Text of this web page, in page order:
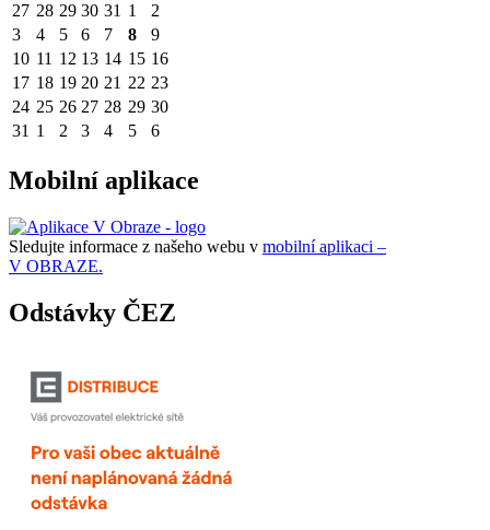
27 28 29 30 31 1
2
3
4 5 6 7 8
9
10 11 12 13 14 15 16
17 18 19 20 21 22 23
24 25 26 27 28 29 30
31 1 2 3 4 5 6
Mobilní aplikace
Sledujte informace z našeho webu v mobilní aplikaci –
V OBRAZE.
Odstávky ČEZ